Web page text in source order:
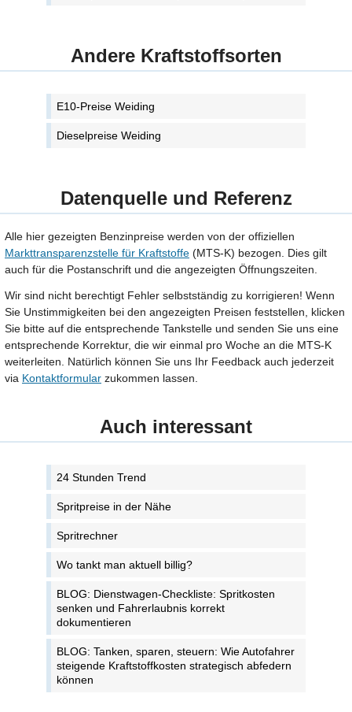
Andere Kraftstoffsorten
E10-Preise Weiding
Dieselpreise Weiding
Datenquelle und Referenz
Alle hier gezeigten Benzinpreise werden von der offiziellen
Markttransparenzstelle für Kraftstoffe (MTS-K) bezogen. Dies gilt
auch für die Postanschrift und die angezeigten Öffnungszeiten.
Wir sind nicht berechtigt Fehler selbstständig zu korrigieren! Wenn
Sie Unstimmigkeiten bei den angezeigten Preisen feststellen, klicken
Sie bitte auf die entsprechende Tankstelle und senden Sie uns eine
entsprechende Korrektur, die wir einmal pro Woche an die MTS-K
weiterleiten. Natürlich können Sie uns Ihr Feedback auch jederzeit
via Kontaktformular zukommen lassen.
Auch interessant
24 Stunden Trend
Spritpreise in der Nähe
Spritrechner
Wo tankt man aktuell billig?
BLOG: Dienstwagen-Checkliste: Spritkosten
senken und Fahrerlaubnis korrekt
dokumentieren
BLOG: Tanken, sparen, steuern: Wie Autofahrer
steigende Kraftstoffkosten strategisch abfedern
können